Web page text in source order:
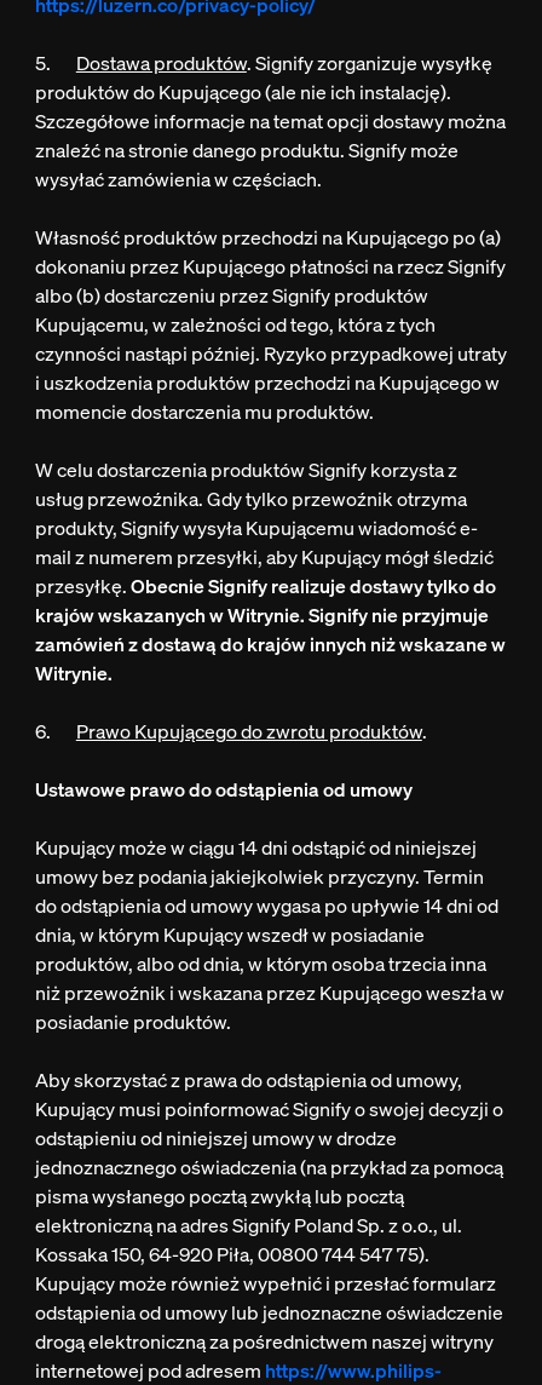
5. Dostawa produktów. Signifyzorganizuje wysyłkę
produktów do Kupującego (ale nie ich instalację).
Szczegółowe informacje na temat opcji dostawy można
znaleźć na stronie danego produktu. Signify może
wysyłać zamówienia w częściach.
Własność produktów przechodzi na Kupującego po (a)
dokonaniu przez Kupującego płatności na rzecz Signify
albo (b) dostarczeniu przez Signify produktów
Kupującemu, w zależności od tego, która z tych
czynności nastąpi później. Ryzyko przypadkowej utraty
i uszkodzenia produktów przechodzi na Kupującego w
momencie dostarczenia mu produktów.
W celu dostarczenia produktów Signify korzysta z
usług przewoźnika. Gdy tylko przewoźnik otrzyma
produkty, Signify wysyła Kupującemu wiadomość e-
mail z numerem przesyłki, aby Kupujący mógł śledzić
przesyłkę.Obecnie Signify realizuje dostawy tylko do
krajów wskazanych w Witrynie. Signify nie przyjmuje
zamówień z dostawą do krajów innych niż wskazane w
Witrynie.
6. Prawo Kupującego do zwrotu produktów.
Ustawowe prawo do odstąpienia od umowy
Kupujący może w ciągu 14 dni odstąpić od niniejszej
umowy bez podania jakiejkolwiek przyczyny. Termin
do odstąpienia od umowy wygasa po upływie 14 dni od
dnia, w którym Kupujący wszedł w posiadanie
produktów, albo od dnia, w którym osoba trzecia inna
niż przewoźnik i wskazana przez Kupującego weszła w
posiadanie produktów.
Aby skorzystać z prawa do odstąpienia od umowy,
Kupujący musi poinformować Signify o swojej decyzji o
odstąpieniu od niniejszej umowy w drodze
jednoznacznego oświadczenia (na przykład za pomocą
pisma wysłanego pocztą zwykłą lub pocztą
elektroniczną na adres Signify Poland Sp. z o.o., ul.
Kossaka 150, 64-920 Piła, 00800 744 547 75).
Kupujący może również wypełnić i przesłać formularz
odstąpienia od umowy lub jednoznaczne oświadczenie
drogą elektroniczną za pośrednictwem naszej witryny
internetowej pod adresem https://www.philips-